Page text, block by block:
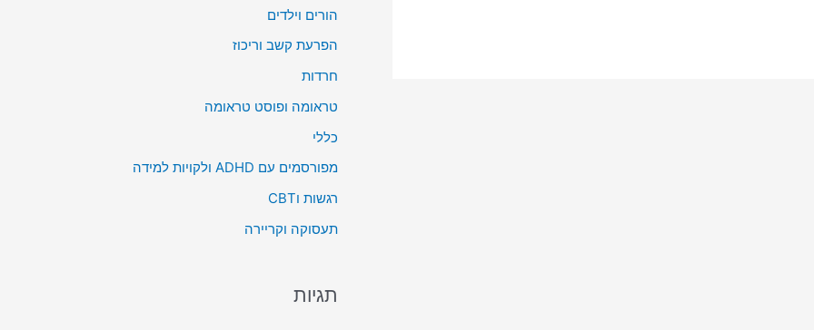
הורים וילדים
הפרעת קשב וריכוז
חרדות
טראומה ופוסט טראומה
כללי
מפורסמים עם ADHD ולקויות למידה
רגשות וCBT
תעסוקה וקריירה
תגיות